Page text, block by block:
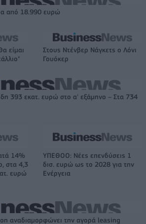
από 18.990 ευρώ
είμαι
Στους Ντένβερ Νάγκετς ο Λόνι
Γουόκερ
393 εκατ. ευρώ στο α' εξάμηνο – Στα 734
14%
στα 4,3
ευρώ
ΥΠΕΘΟΟ: Νέες επενδύσεις 1
δισ. ευρώ ως το 2028 για την
Ενέργεια
αναδιαμορφώνει την αγορά leasing